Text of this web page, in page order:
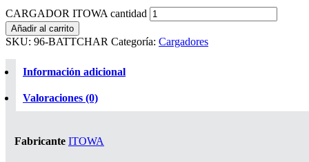
CARGADOR ITOWA cantidad
Añadir al carrito
SKU: 96-BATTCHAR Categoría: Cargadores
Información adicional
Valoraciones (0)
Fabricante ITOWA